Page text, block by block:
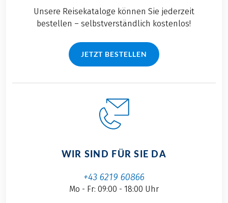
Unsere Reisekataloge können Sie jederzeit
bestellen – selbstverständlich kostenlos!
JETZT BESTELLEN
WIR SIND FÜR SIE DA
+43 6219 60866
Mo - Fr: 09:00 - 18:00 Uhr